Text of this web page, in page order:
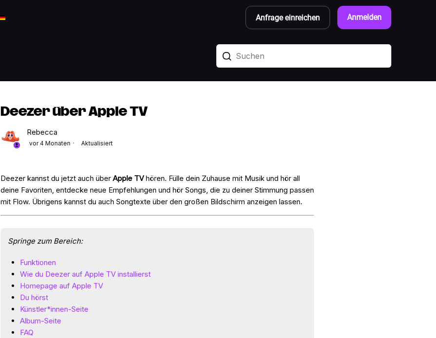
Anfrage einreichen Anmelden
Deezer über Apple TV
Rebecca
vor 4 Monaten Aktualisiert
Deezer kannst du jetzt auch über Apple TVhören. Fülle dein Zuhause mit Musik und hör all
deine Favoriten, entdecke neue Empfehlungen und hör Songs, die zu deiner Stimmung passen
mit Flow. Übrigens kannst du auch Songtexte über den großen Bildschirm anzeigen lassen.
Springe zum Bereich:
Funktionen
Wie du Deezer auf Apple TV installierst
Homepage auf Apple TV
Du hörst
Künstler*innen-Seite
Album-Seite
FAQ